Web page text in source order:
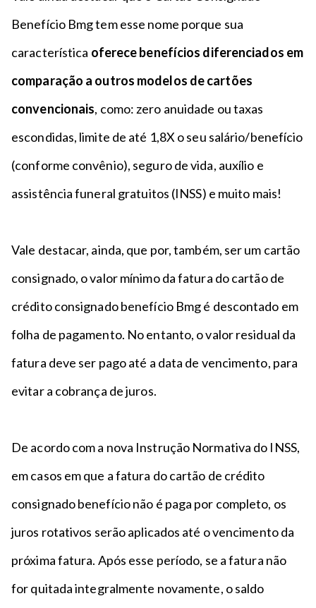
Benefício Bmg tem esse nome porque sua
característica oferece benefícios diferenciados em
comparação a outros modelos de cartões
convencionais, como: zero anuidade ou taxas
escondidas, limite de até 1,8X o seu salário/benefício
(conforme convênio), seguro de vida, auxílio e
assistência funeral gratuitos (INSS) e muito mais!
Vale destacar, ainda, que por, também, ser um cartão
consignado, o valor mínimo da fatura do cartão de
crédito consignado benefício Bmg é descontado em
folha de pagamento. No entanto, o valor residual da
fatura deve ser pago até a data de vencimento, para
evitar a cobrança de juros.
De acordo com a nova Instrução Normativa do INSS,
em casos em que a fatura do cartão de crédito
consignado benefício não é paga por completo, os
juros rotativos serão aplicados até o vencimento da
próxima fatura. Após esse período, se a fatura não
for quitada integralmente novamente, o saldo